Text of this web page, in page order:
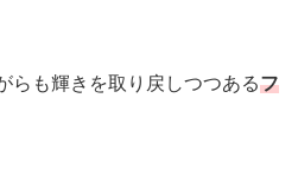
らも輝きを取り戻しつつあるフ